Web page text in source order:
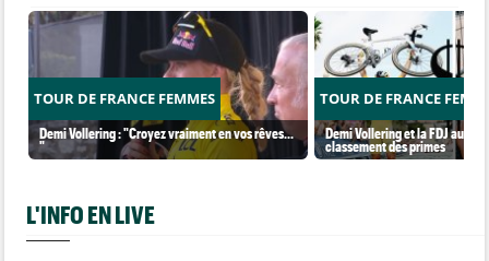
TOUR DE FRANCE FEMMES
Demi Vollering : "Croyez vraiment en vos rêves...
"
TOUR DE FRANCE
Demi Vollering et la FDJ au
classement des primes
L'INFO EN LIVE